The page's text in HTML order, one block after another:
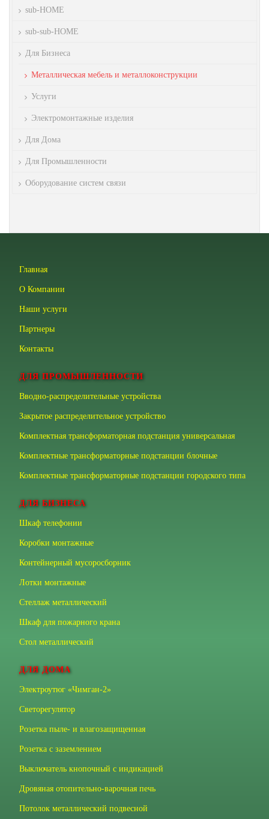
sub-HOME
sub-sub-HOME
Для Бизнеса
Металлическая мебель и металлоконструкции
Услуги
Электромонтажные изделия
Для Дома
Для Промышленности
Оборудование систем связи
Главная
О Компании
Наши услуги
Партнеры
Контакты
ДЛЯ ПРОМЫШЛЕННОСТИ
Вводно-распределительные устройства
Закрытое распределительное устройство
Комплектная трансформаторная подстанция универсальная
Комплектные трансформаторные подстанции блочные
Комплектные трансформаторные подстанции городского типа
ДЛЯ БИЗНЕСА
Шкаф телефонии
Коробки монтажные
Контейнерный мусоросборник
Лотки монтажные
Стеллаж металлический
Шкаф для пожарного крана
Стол металлический
ДЛЯ ДОМА
Электроутюг «Чимган-2»
Светорегулятор
Розетка пыле- и влагозащищенная
Розетка с заземлением
Выключатель кнопочный с индикацией
Дровяная отопительно-варочная печь
Потолок металлический подвесной